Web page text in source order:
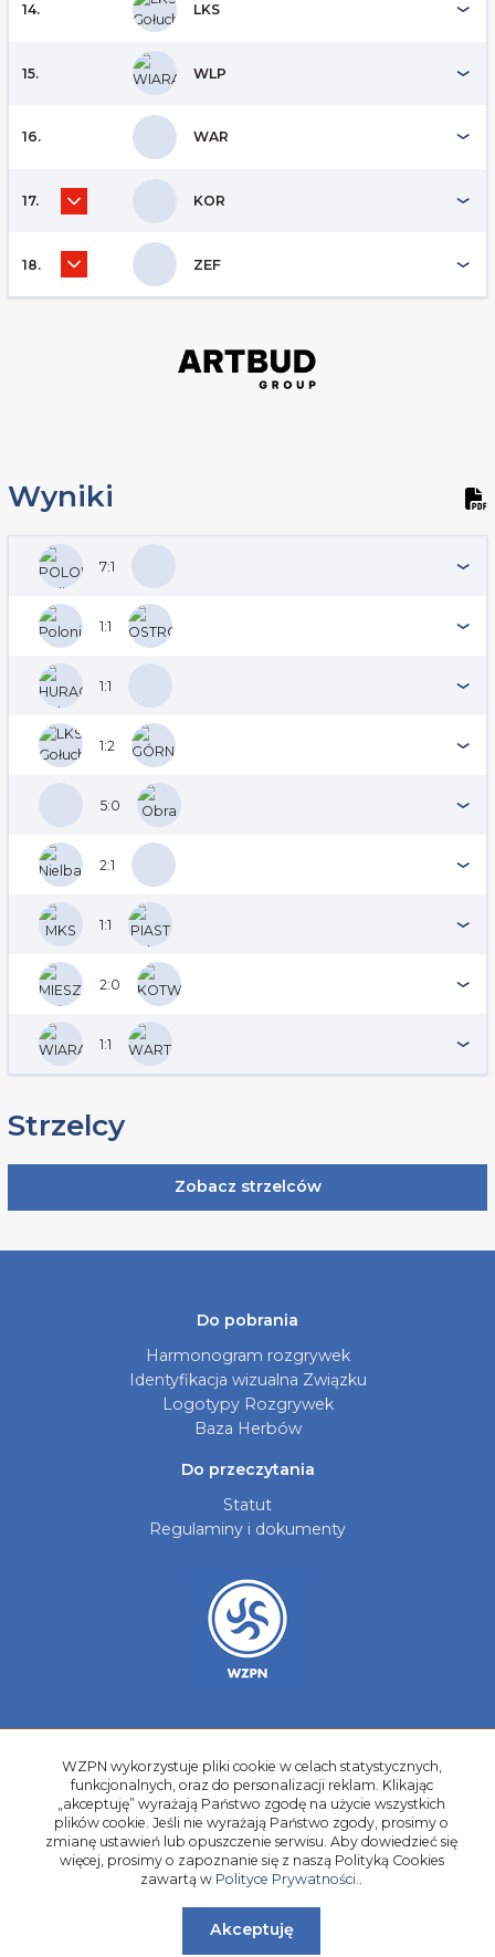
14. LKS
15. WLP
16. WAR
17. KOR
18. ZEF
Wyniki
7:1
1:1
1:1
1:2
5:0
2:1
1:1
2:0
1:1
Strzelcy
Zobacz strzelców
Do pobrania
Harmonogram rozgrywek
Identyfikacja wizualna Związku
Logotypy Rozgrywek
Baza Herbów
Do przeczytania
Statut
Regulaminy i dokumenty
Galerie zdjęć
Kontakt
Kadry Regionów
Program Grantowy
Dziewczyny do Piłki
WZPN wykorzystuje pliki cookie w celach statystycznych,
funkcjonalnych, oraz do personalizacji reklam. Klikając
„akceptuję” wyrażają Państwo zgodę na użycie wszystkich
plików cookie. Jeśli nie wyrażają Państwo zgody, prosimy o
zmianę ustawień lub opuszczenie serwisu. Aby dowiedzieć się
więcej, prosimy o zapoznanie się z naszą Polityką Cookies
zawartą w Polityce Prywatności..
Akceptuję